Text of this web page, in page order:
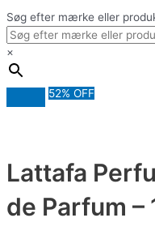
Søg efter mærke eller
×
52% OFF
Lattafa
de Parfum –